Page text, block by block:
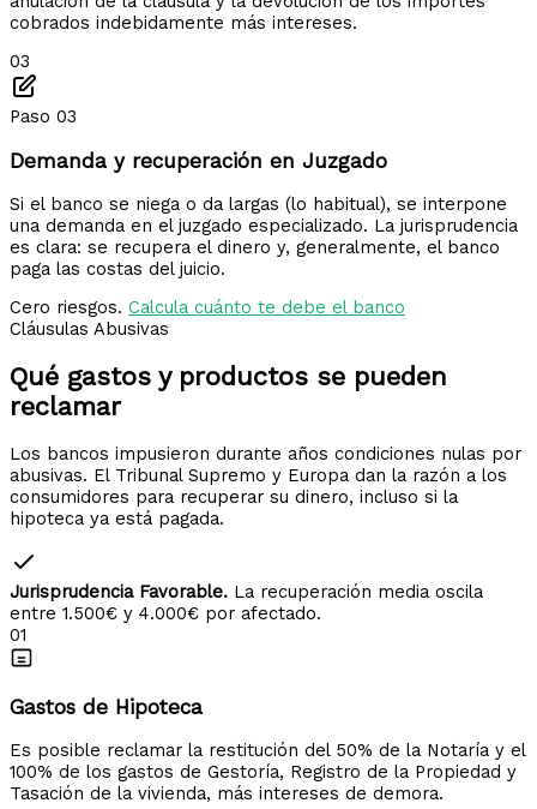
cobrados indebidamente más intereses.
03
Paso 03
Demanda y recuperación en Juzgado
Si el banco se niega o da largas (lo habitual), se interpone
una demanda en el juzgado especializado. La jurisprudencia
es clara: se recupera el dinero y, generalmente, el banco
paga las costas del juicio.
Cero riesgos. Calcula cuánto te debe el banco
Cláusulas Abusivas
Qué gastos y productos se pueden
reclamar
Los bancos impusieron durante años condiciones nulas por
abusivas. El Tribunal Supremo y Europa dan la razón a los
consumidores para recuperar su dinero, incluso si la
hipoteca ya está pagada.
Jurisprudencia Favorable. La recuperación media oscila
entre 1.500€ y 4.000€ por afectado.
01
Gastos de Hipoteca
Es posible reclamar la restitución del 50% de la Notaría y el
100% de los gastos de Gestoría, Registro de la Propiedad y
Tasación de la vivienda, más intereses de demora.